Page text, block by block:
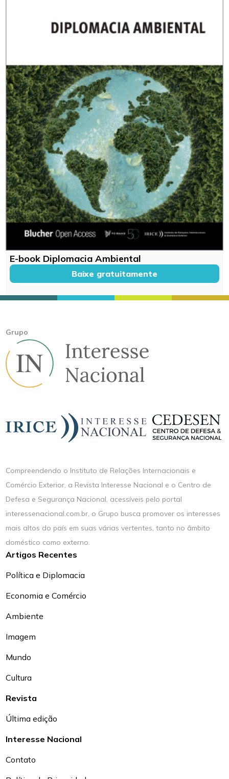
E-book Diplomacia Ambiental
Baixe gratuitamente
Grupo
Compreendendo o Instituto de Relações Internacionais e
Comércio Exterior, a Revista Interesse Nacional e o Centro de
Defesa e Segurança Nacional, acessíveis pelo portal
interessenacional.com.br, o Grupo busca promover os interesses
mais altos do país em suas várias vertentes, tanto no âmbito
doméstico como externo.
Artigos Recentes
Política e Diplomacia
Economia e Comércio
Ambiente
Imagem
Mundo
Cultura
Revista
Última edição
Interesse Nacional
Contato